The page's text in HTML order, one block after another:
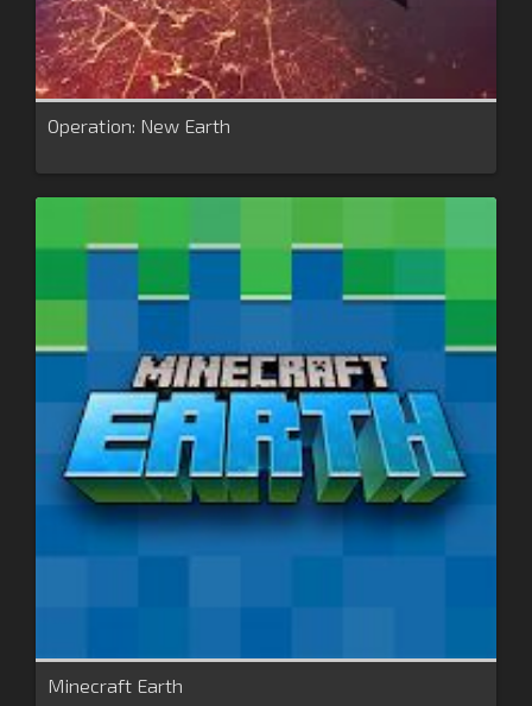
Operation: New Earth
Minecraft Earth